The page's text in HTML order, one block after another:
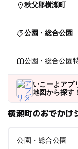
秩父郡横瀬町
公園・総合公園
公園・総合公園
いこーよアプ
地図から探す！
横瀬町のおでかけ
公園・総合公園